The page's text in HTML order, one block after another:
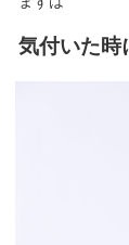
気付いた時